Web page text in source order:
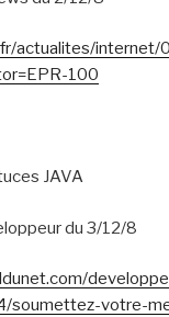
actualites/internet/
100
JAVA
du 3/12/8
soumettez-votre-